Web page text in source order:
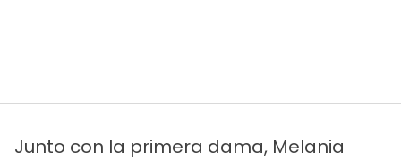
Junto con la primera dama, Melania